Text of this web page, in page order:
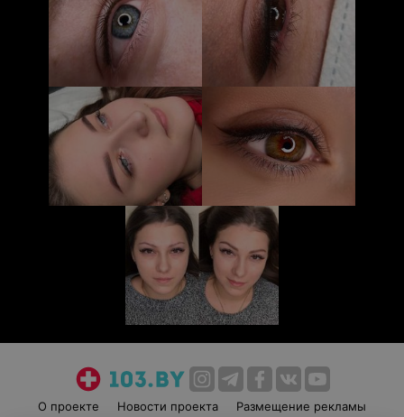
О проекте Новости проекта Размещение рекламы